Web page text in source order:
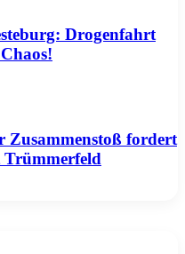
Drogenfahrt
Zusammenstoß fordert
Trümmerfeld